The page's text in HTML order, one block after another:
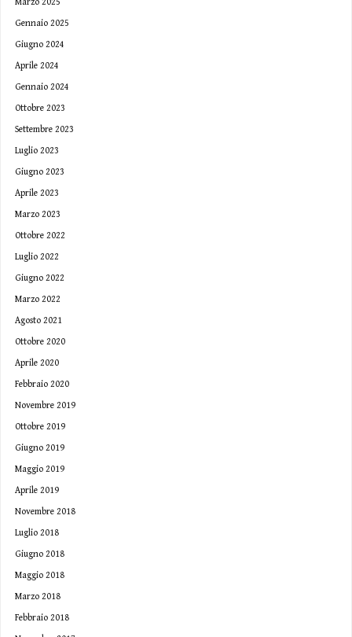
Gennaio 2025
Giugno 2024
Aprile 2024
Gennaio 2024
Ottobre 2023
Settembre 2023
Luglio 2023
Giugno 2023
Aprile 2023
Marzo 2023
Ottobre 2022
Luglio 2022
Giugno 2022
Marzo 2022
Agosto 2021
Ottobre 2020
Aprile 2020
Febbraio 2020
Novembre 2019
Ottobre 2019
Giugno 2019
Maggio 2019
Aprile 2019
Novembre 2018
Luglio 2018
Giugno 2018
Maggio 2018
Marzo 2018
Febbraio 2018